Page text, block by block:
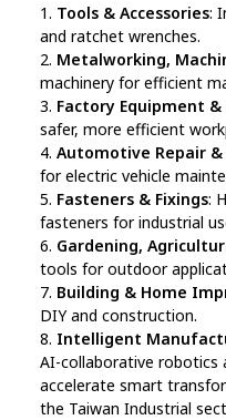
Tools & Accessories:
and ratchet wrenches.
Metalworking,
machinery for efficient
Factory Equipment
safer, more efficient
Automotive Repair &
for electric vehicle
Fasteners & Fixings:
fasteners for industrial
Gardening,
tools for outdoor
Building & Home
DIY and construction.
Intelligent
AI-collaborative robotics
accelerate smart
the Taiwan Industrial